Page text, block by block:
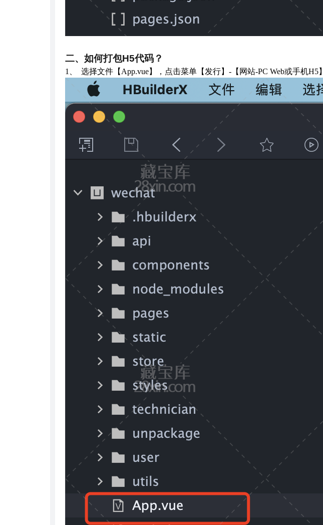
二、如何打包H5代码？
1、 选择文件【App.vue】，点击菜单【发行】-【网站-PC Web或手机H5】